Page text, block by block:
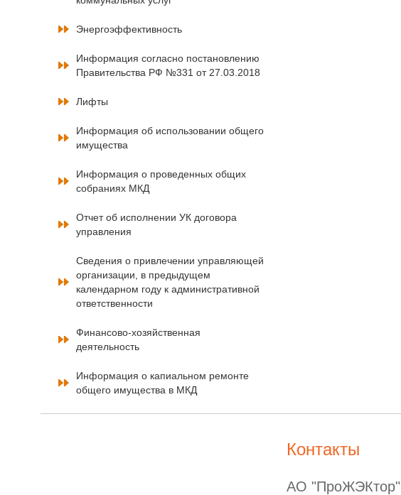
Энергоэффективность
Информация согласно постановлению
Правительства РФ №331 от 27.03.2018
Лифты
Информация об использовании общего
имущества
Информация о проведенных общих
собраниях МКД
Отчет об исполнении УК договора
управления
Сведения о привлечении управляющей
организации, в предыдущем
календарном году к административной
ответственности
Финансово-хозяйственная
деятельность
Информация о капиальном ремонте
общего имущества в МКД
Контакты
АО "ПроЖЭКтор"